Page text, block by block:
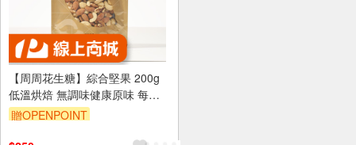
【周周花生糖】綜合堅果 200g
低溫烘焙 無調味健康原味 每日
堅果補給
贈OPENPOINT